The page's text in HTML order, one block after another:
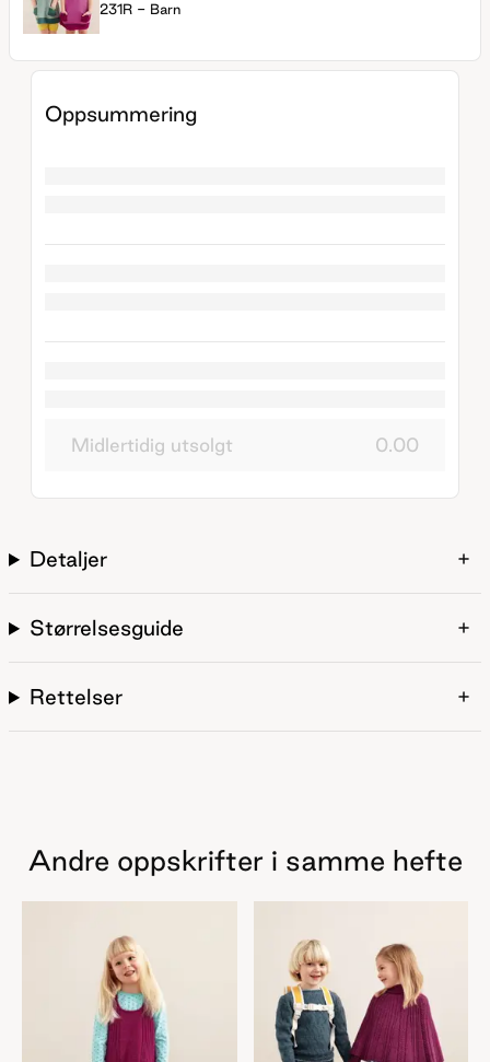
231R - Barn
Oppsummering
Midlertidig utsolgt 0.00
Detaljer
Størrelsesguide
Rettelser
Andre oppskrifter i samme hefte